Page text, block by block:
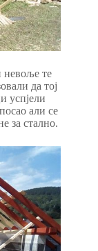
невоље те
да тој
успјели
али се
за стално.